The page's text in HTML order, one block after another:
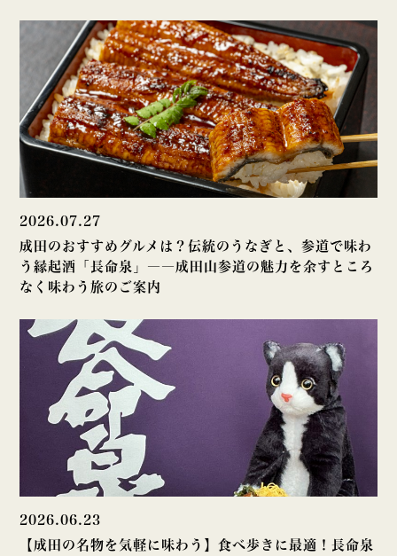
2026.07.27
成田のおすすめグルメは？伝統のうなぎと、参道で味わ
う縁起酒「長命泉」――成田山参道の魅力を余すところ
なく味わう旅のご案内
2026.06.23
【成田の名物を気軽に味わう】食べ歩きに最適！長命泉